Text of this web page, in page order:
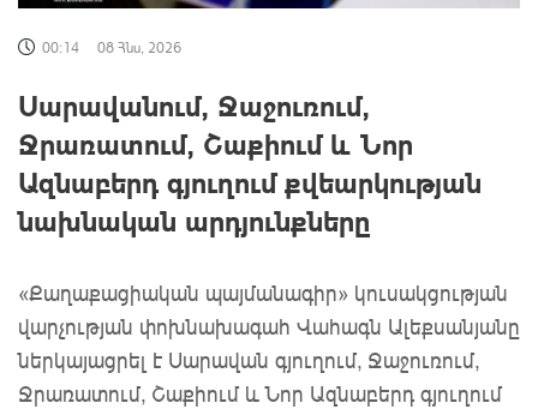
00:14 08 Հնս, 2026
Սարավանում, Ջաջուռում,
Ջրառատում, Շաքիում և Նոր
Ազնաբերդ գյուղում քվեարկության
նախնական արդյունքները
«Քաղաքացիական պայմանագիր» կուսակցության
վարչության փոխնախագահ Վահագն Ալեքսանյանը
ներկայացրել է Սարավան գյուղում, Ջաջուռում,
Ջրառատում, Շաքիում և Նոր Ազնաբերդ գյուղում